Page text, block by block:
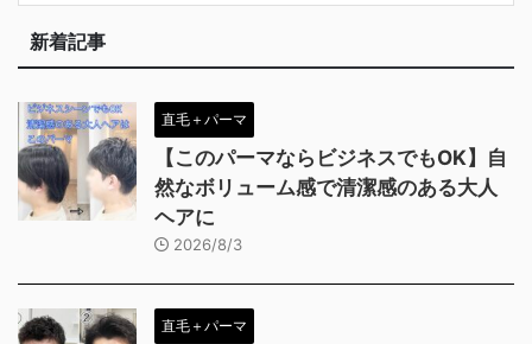
新着記事
直毛＋パーマ
【このパーマならビジネスでもOK】自
然なボリューム感で清潔感のある大人
ヘアに
2026/8/3
直毛＋パーマ